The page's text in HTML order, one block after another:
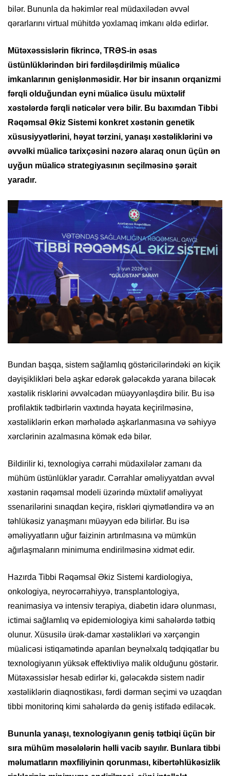
bilər. Bununla da həkimlər real müdaxilədən əvvəl
qərarlarını virtual mühitdə yoxlamaq imkanı əldə edirlər.
Mütəxəssislərin fikrincə, TRƏS-in əsas
üstünlüklərindən biri fərdiləşdirilmiş müalicə
imkanlarının genişlənməsidir. Hər bir insanın orqanizmi
fərqli olduğundan eyni müalicə üsulu müxtəlif
xəstələrdə fərqli nəticələr verə bilir. Bu baxımdan Tibbi
Rəqəmsal Əkiz Sistemi konkret xəstənin genetik
xüsusiyyətlərini, həyat tərzini, yanaşı xəstəliklərini və
əvvəlki müalicə tarixçəsini nəzərə alaraq onun üçün ən
uyğun müalicə strategiyasının seçilməsinə şərait
yaradır.
Bundan başqa, sistem sağlamlıq göstəricilərindəki ən kiçik
dəyişiklikləri belə aşkar edərək gələcəkdə yarana biləcək
xəstəlik risklərini əvvəlcədən müəyyənləşdirə bilir. Bu isə
profilaktik tədbirlərin vaxtında həyata keçirilməsinə,
xəstəliklərin erkən mərhələdə aşkarlanmasına və səhiyyə
xərclərinin azalmasına kömək edə bilər.
Bildirilir ki, texnologiya cərrahi müdaxilələr zamanı da
mühüm üstünlüklər yaradır. Cərrahlar əməliyyatdan əvvəl
xəstənin rəqəmsal modeli üzərində müxtəlif əməliyyat
ssenarilərini sınaqdan keçirə, riskləri qiymətləndirə və ən
təhlükəsiz yanaşmanı müəyyən edə bilirlər. Bu isə
əməliyyatların uğur faizinin artırılmasına və mümkün
ağırlaşmaların minimuma endirilməsinə xidmət edir.
Hazırda Tibbi Rəqəmsal Əkiz Sistemi kardiologiya,
onkologiya, neyrocərrahiyyə, transplantologiya,
reanimasiya və intensiv terapiya, diabetin idarə olunması,
ictimai sağlamlıq və epidemiologiya kimi sahələrdə tətbiq
olunur. Xüsusilə ürək-damar xəstəlikləri və xərçəngin
müalicəsi istiqamətində aparılan beynəlxalq tədqiqatlar bu
texnologiyanın yüksək effektivliyə malik olduğunu göstərir.
Mütəxəssislər hesab edirlər ki, gələcəkdə sistem nadir
xəstəliklərin diaqnostikası, fərdi dərman seçimi və uzaqdan
tibbi monitorinq kimi sahələrdə də geniş istifadə ediləcək.
Bununla yanaşı, texnologiyanın geniş tətbiqi üçün bir
sıra mühüm məsələlərin həlli vacib sayılır. Bunlara tibbi
məlumatların məxfiliyinin qorunması, kibertəhlükəsizlik